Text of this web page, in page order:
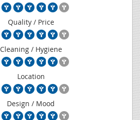
Quality / Price
Cleaning / Hygiene
Location
Design / Mood